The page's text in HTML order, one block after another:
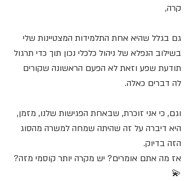
קרה,
גם בגלל שהיא אחת התלמידות המצטיינות שלי
בשילוב הנפלא של ניהול כלכלי נכון תוך כדי תרגול
תודעת שפע וזאת לא הפעם הראשונה שקורים
לה דברים כאלה.
וגם, כי אני זוכרת, שבאחת הפגישות שלנו, מזמן,
היא דיברה על זה שהיתה שמחה למשרה מהסוג
הזה בדיוק.
אז מה אתם אומרים? יש מקרה יותר קוסמי מזה?
💫